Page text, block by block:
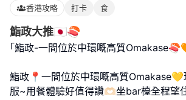
香港攻略 打卡 食
鮨政大推🇯🇵🍣
｢鮨政-一間位於中環嘅高質
鮨政📍一間位於中環嘅高質
服~用餐體驗好值得讚🫶🏻坐bar檯全程望